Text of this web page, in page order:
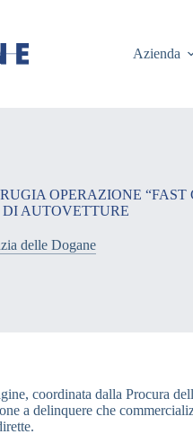
Azienda
OPERAZIONE “FAST
AUTOVETTURE
delle Dogane
coordinata dalla Procura
a delinquere che